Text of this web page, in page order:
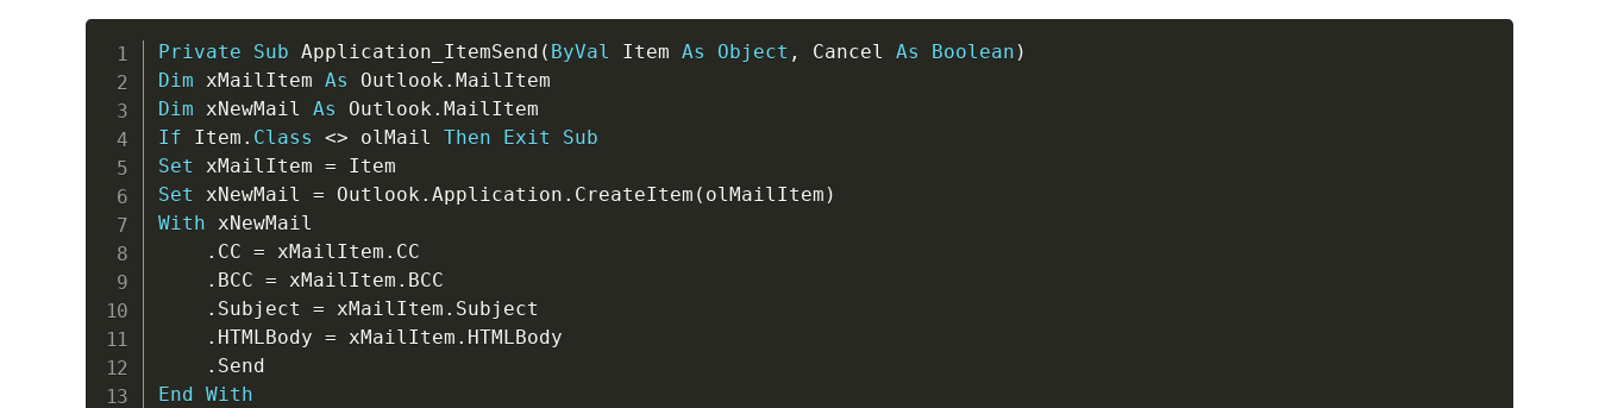
Private Sub Application_ItemSend ( ByVal Item As Object , Cancel As Boolean )
Dim xMailItem As Outlook .
Dim xNewMail As Outlook .
If Item . Class <> olMail Then Exit
Sub
Set xMailItem =
Set xNewMail = Outlook . Application . CreateItem ( olMailItem )
With xNewMail
. CC = xMailItem . CC
. BCC = xMailItem . BCC
. Subject = xMailItem . Subject
. HTMLBody = xMailItem . HTMLBody
.
End
With